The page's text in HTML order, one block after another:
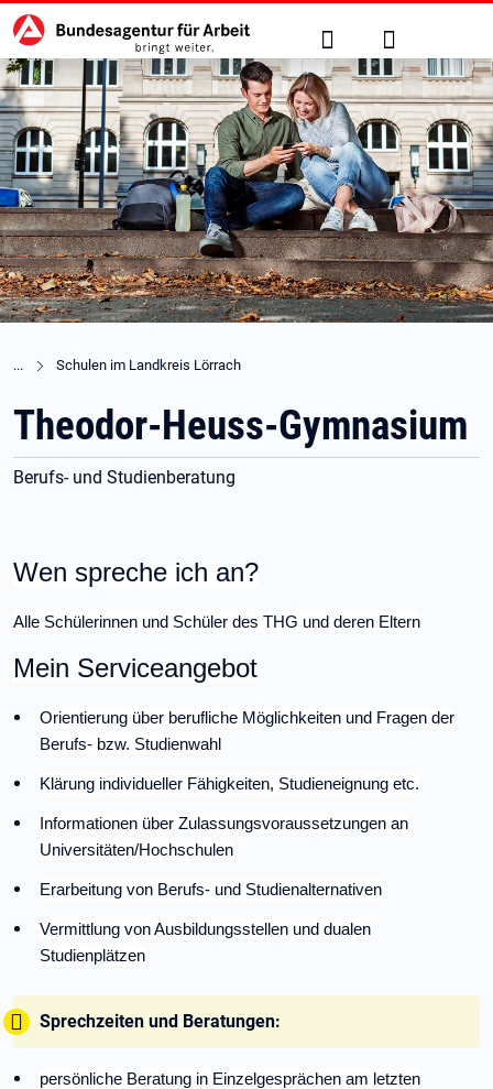
zu den Hauptinhalten springen
Hauptnavigation Suche Anmelden
Schulen im Landkreis Lörrach
Theodor-Heuss-Gymnasium
Berufs- und Studienberatung
Wen spreche ich an?
Alle Schülerinnen und Schüler des THG und deren Eltern
Mein Serviceangebot
Orientierung über berufliche Möglichkeiten und Fragen der
Berufs- bzw. Studienwahl
Klärung individueller Fähigkeiten, Studieneignung etc.
Informationen über Zulassungsvoraussetzungen an
Universitäten/Hochschulen
Erarbeitung von Berufs- und Studienalternativen
Vermittlung von Ausbildungsstellen und dualen
Studienplätzen
Tipp:
Sprechzeiten und Beratungen:
persönliche Beratung in Einzelgesprächen am letzten